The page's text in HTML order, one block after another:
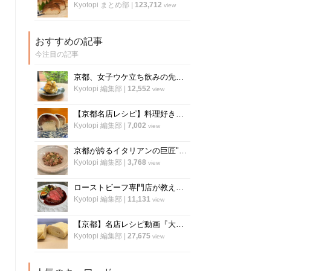
Kyotopi まとめ部 123,712 view
おすすめの記事
今注目の記事
京都、女子ウケ立ち飲みの先駆者「すいば」の人気メニュー『ポテトサラダ』の作り方
Kyotopi 編集部 12,552 view
【京都名店レシピ】料理好き必見！京名物の鯖寿司を自宅でつくる！「酒房わかば」
Kyotopi 編集部 7,002 view
京都が誇るイタリアンの巨匠"笹島シェフ"の料理動画第二弾！今度はリゾット！
Kyotopi 編集部 3,768 view
ローストビーフ専門店が教える、ローストビーフの作り方のすべて「ローストビーフの店 watanabe」
Kyotopi 編集部 11,131 view
【京都】名店レシピ動画『大徳寺さいき家』直伝 「ふわふわ だし巻き卵」の作り方！
Kyotopi 編集部 27,675 view